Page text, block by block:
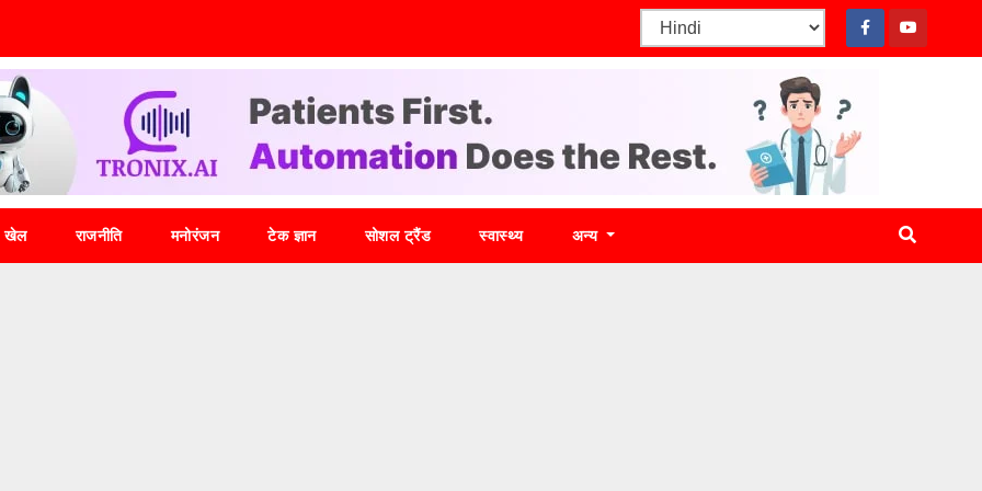
खेल राजनीति मनोरंजन टेक ज्ञान सोशल ट्रैंड स्वास्थ्य अन्य